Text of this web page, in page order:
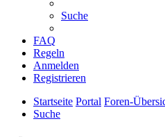
Suche
FAQ
Regeln
Anmelden
Registrieren
Startseite Portal Foren-
Suche